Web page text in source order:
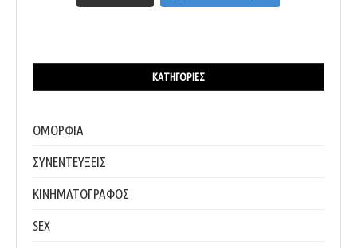
ΚΑΤΗΓΟΡΊΕΣ
ΟΜΟΡΦΙΑ
ΣΥΝΕΝΤΕΥΞΕΙΣ
ΚΙΝΗΜΑΤΟΓΡΑΦΟΣ
SEX